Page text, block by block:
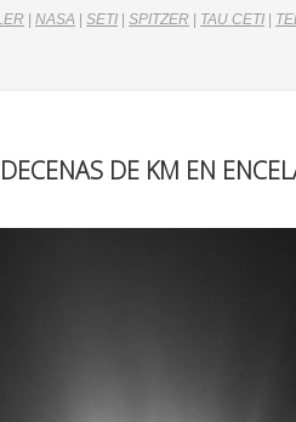
NASA SETI SPITZER TAU CETI
DE KM EN